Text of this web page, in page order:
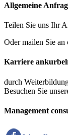
Allgemeine
Teilen Sie uns Ihr
Oder mailen Sie an
Karriere
durch
Besuchen Sie
Management